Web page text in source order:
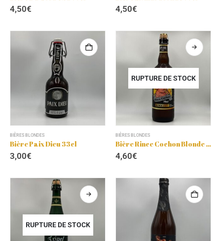
4,50€ 4,50€
BIÈRES BLONDES
Bière Paix Dieu 33cl
3,00€
RUPTURE DE STOCK
BIÈRES BLONDES
Bière Rince Cochon Blonde 75cl
4,60€
RUPTURE DE STOCK